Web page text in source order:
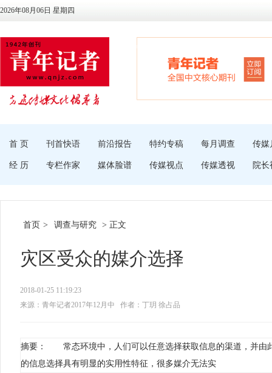
2026年08月06日 星期四
首 页 刊首快语 前沿报告 特约专稿 每月调查 传媒
经 历 专栏作家 媒体脸谱 传媒视点 传媒透视 院长
首页 > 调查与研究 > 正文
灾区受众的媒介选择
2018-01-25 11:19:23
来源：青年记者2017年12月中
作者：丁玥 徐占品
摘要： 常态环境中，人们可以任意选择获取信息的渠道，并由
的信息选择具有明显的实用性特征，很多媒介无法实